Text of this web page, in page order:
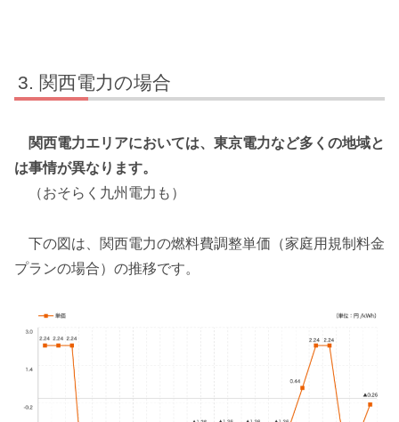
関西電力の場合
関西電力エリアにおいては、東京電力など多くの地域と
は事情が異なります。
（おそらく九州電力も）
下の図は、関西電力の燃料費調整単価（家庭用規制料金
プランの場合）の推移です。